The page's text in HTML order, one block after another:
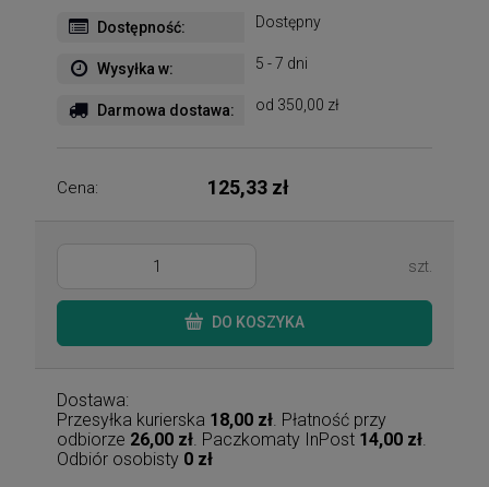
Dostępność: Dostępny
Wysyłka w: 5 - 7 dni
Darmowa dostawa: od 350,00 zł
Cena: 125,33 zł
szt.
DO KOSZYKA
Dostawa:
Przesyłka kurierska 18,00 zł . Płatność przy
odbiorze 26,00 zł . Paczkomaty InPost 14,00 zł
Odbiór osobisty 0 zł